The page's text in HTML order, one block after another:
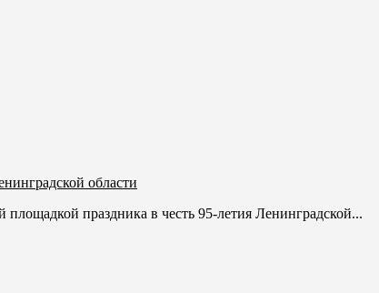
области
праздника в честь 95-летия Ленинградской...